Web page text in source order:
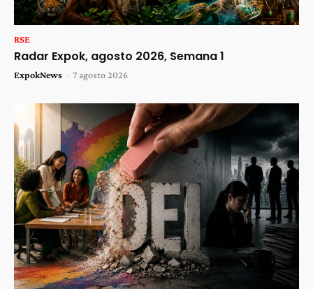
RSE
Radar Expok, agosto 2026, Semana 1
ExpokNews - 7 agosto 2026